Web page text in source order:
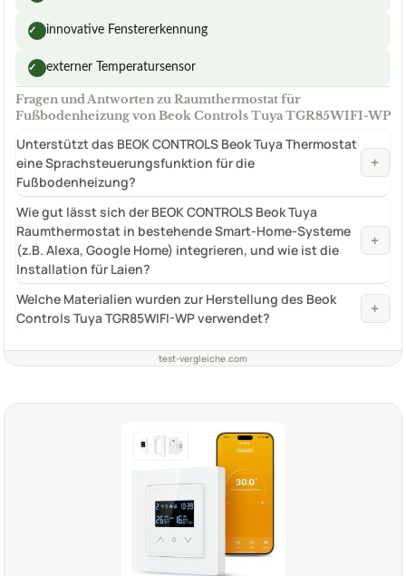
✓ innovative Fenstererkennung
✓ externer Temperatursensor
Fragen und Antworten zu Raumthermostat für
Fußbodenheizung von Beok Controls Tuya TGR85WIFI-WP
Unterstützt das BEOK CONTROLS Beok Tuya Thermostat
eine Sprachsteuerungsfunktion für die
Fußbodenheizung?
+
Wie gut lässt sich der BEOK CONTROLS Beok Tuya
Raumthermostat in bestehende Smart-Home-Systeme
(z.B. Alexa, Google Home) integrieren, und wie ist die
Installation für Laien?
+
Welche Materialien wurden zur Herstellung des Beok
Controls Tuya TGR85WIFI-WP verwendet?
+
test-vergleiche.com